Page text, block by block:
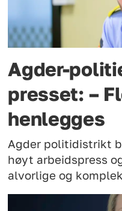
Agder-
presset: –
henlegges
Agder politidistrikt
høyt arbeidspress
alvorlige og